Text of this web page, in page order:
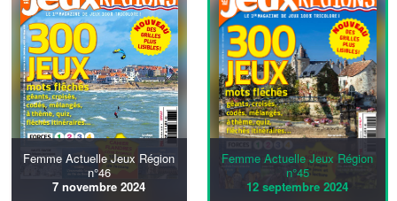
Femme Actuelle Jeux Région
n°46
7 novembre 2024
Femme Actuelle Jeux Région
n°45
12 septembre 2024